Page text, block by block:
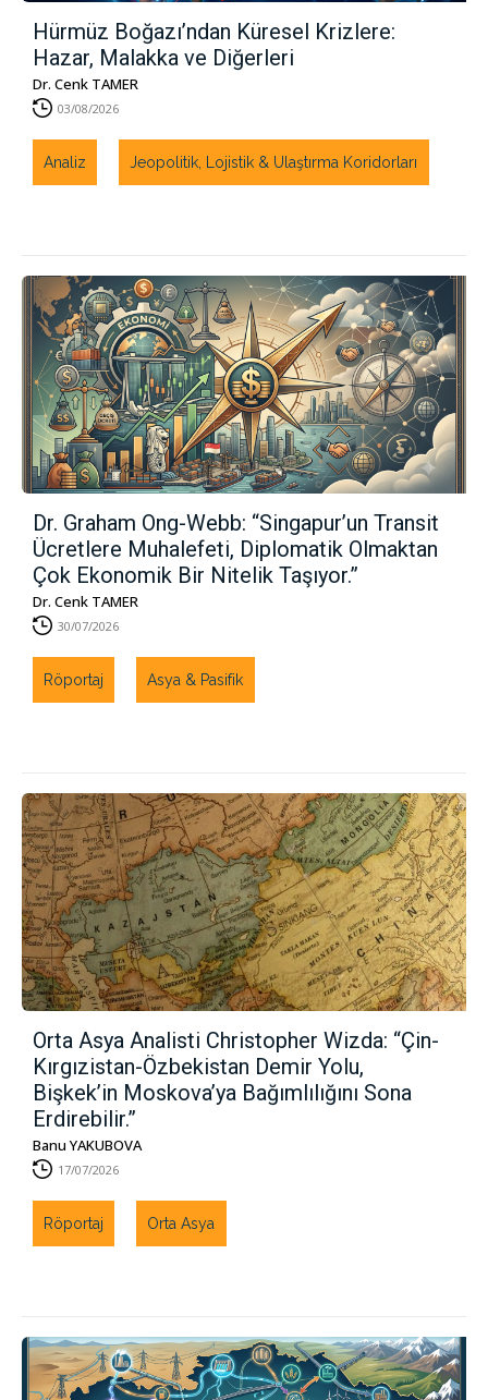
Hürmüz Boğazı’ndan Küresel Krizlere:
Hazar, Malakka ve Diğerleri
Dr. Cenk TAMER
03/08/2026
Analiz Jeopolitik, Lojistik & Ulaştırma Koridorları
Dr. Graham Ong-Webb: “Singapur’un Transit
Ücretlere Muhalefeti, Diplomatik Olmaktan
Çok Ekonomik Bir Nitelik Taşıyor.”
Dr. Cenk TAMER
30/07/2026
Röportaj Asya & Pasifik
Orta Asya Analisti Christopher Wizda: “Çin-
Kırgızistan-Özbekistan Demir Yolu,
Bişkek’in Moskova’ya Bağımlılığını Sona
Erdirebilir.”
Banu YAKUBOVA
17/07/2026
Röportaj Orta Asya